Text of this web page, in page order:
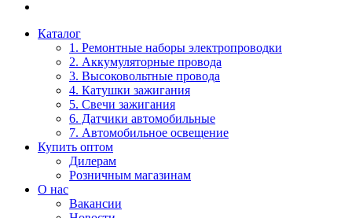
Каталог
1. Ремонтные наборы электропроводки
2. Аккумуляторные провода
3. Высоковольтные провода
4. Катушки зажигания
5. Свечи зажигания
6. Датчики автомобильные
7. Автомобильное освещение
Купить оптом
Дилерам
Розничным магазинам
О нас
Вакансии